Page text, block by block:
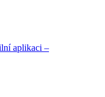
aplikaci –